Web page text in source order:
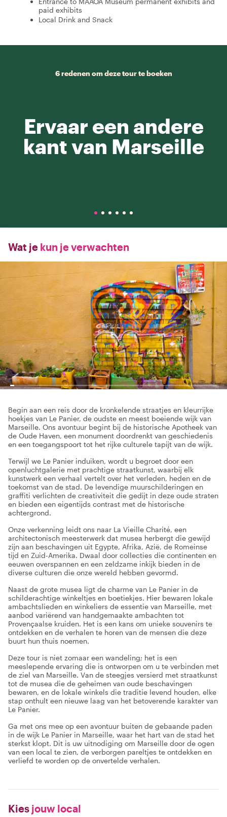
paid exhibits
Local Drink and Snack
6 redenen om deze tour te boeken
Ervaar een andere
kant van Marseille
Wat je kun je verwachten
Begin aan een reis door de kronkelende straatjes en kleurrijke
hoekjes van Le Panier, de oudste en meest boeiende wijk van
Marseille. Ons avontuur begint bij de historische Apotheek van
de Oude Haven, een monument doordrenkt van geschiedenis
en een toegangspoort tot het rijke culturele tapijt van de wijk.
Terwijl we Le Panier induiken, wordt u begroet door een
openluchtgalerie met prachtige straatkunst, waarbij elk
kunstwerk een verhaal vertelt over het verleden, heden en de
toekomst van de stad. De levendige muurschilderingen en
graffiti verlichten de creativiteit die gedijt in deze oude straten
en bieden een eigentijds contrast met de historische
achtergrond.
Onze verkenning leidt ons naar La Vieille Charité, een
architectonisch meesterwerk dat musea herbergt die gewijd
zijn aan beschavingen uit Egypte, Afrika, Azië, de Romeinse
tijd en Zuid-Amerika. Dwaal door collecties die continenten en
eeuwen overspannen en een zeldzame inkijk bieden in de
diverse culturen die onze wereld hebben gevormd.
Naast de grote musea ligt de charme van Le Panier in de
schilderachtige winkeltjes en boetiekjes. Hier bewaren lokale
ambachtslieden en winkeliers de essentie van Marseille, met
aanbod variërend van handgemaakte ambachten tot
Provençaalse kruiden. Het is een kans om unieke souvenirs te
ontdekken en de verhalen te horen van de mensen die deze
buurt hun thuis noemen.
Deze tour is niet zomaar een wandeling; het is een
meeslepende ervaring die is ontworpen om u te verbinden met
de ziel van Marseille. Van de steegjes versierd met straatkunst
tot de musea die de geheimen van oude beschavingen
bewaren, en de lokale winkels die traditie levend houden, elke
stap onthult een nieuwe laag van het betoverende karakter van
Le Panier.
Ga met ons mee op een avontuur buiten de gebaande paden
in de wijk Le Panier in Marseille, waar het hart van de stad het
sterkst klopt. Dit is uw uitnodiging om Marseille door de ogen
van een local te zien, de verborgen pareltjes te ontdekken en
verliefd te worden op de onvertelde verhalen.
Kies jouw local